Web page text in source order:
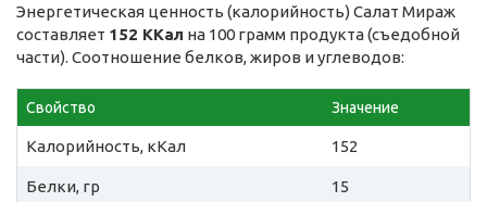
Энергетическая ценность (калорийность) Салат Мираж
составляет 152 ККал на 100 грамм продукта (съедобной
части). Соотношение белков, жиров и углеводов:
Свойство Значение
Калорийность, кКал 152
Белки, гр 15